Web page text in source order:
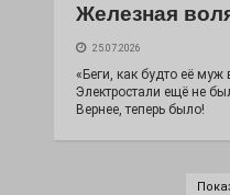
Железная
25.07.2026
«Беги, как будто её муж
Электростали ещё не
Вернее, теперь было!